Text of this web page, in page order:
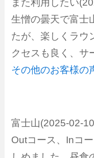
また利用したい
生憎の曇天で富士
たが、楽しくラウ
クセスも良く、サ
その他のお客様の
富士山(2025-02-
Outコース、Inコ